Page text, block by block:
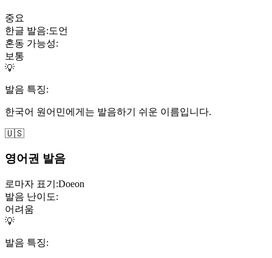
중요
한글 발음:도언
혼동 가능성:
보통
💡
발음 특징:
한국어 원어민에게는 발음하기 쉬운 이름입니다.
🇺🇸
영어권 발음
로마자 표기:Doeon
발음 난이도:
어려움
💡
발음 특징: